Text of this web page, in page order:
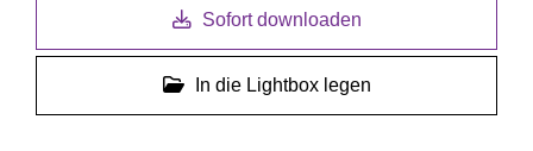
Sofort downloaden
In die Lightbox legen